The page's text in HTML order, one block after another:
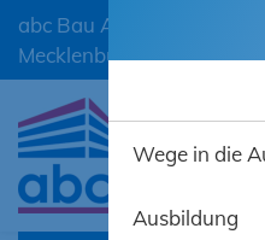
abc Bau
Mecklenburg-
Wege in die
Ausbildung